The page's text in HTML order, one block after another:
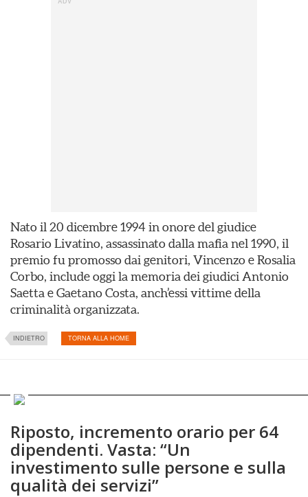
Nato il 20 dicembre 1994 in onore del giudice
Rosario Livatino, assassinato dalla mafia nel 1990, il
premio fu promosso dai genitori, Vincenzo e Rosalia
Corbo, include oggi la memoria dei giudici Antonio
Saetta e Gaetano Costa, anch’essi vittime della
criminalità organizzata.
INDIETRO TORNA ALLA HOME
Riposto, incremento orario per 64
dipendenti. Vasta: “Un
investimento sulle persone e sulla
qualità dei servizi”